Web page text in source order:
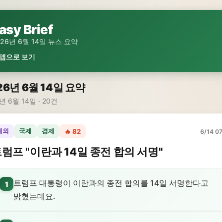
Brief
년 6월 14일 뉴스 요약
으로 보기
년 6월 14일 요약
6월 14일 · 20건
외 국제 경제 🔥 82 6/14
프 "이란과 14일 종전 합의 서명"
1
트럼프 대통령이 이란과의 종전 합의를 14일 서명한다고
밝혔는데요.